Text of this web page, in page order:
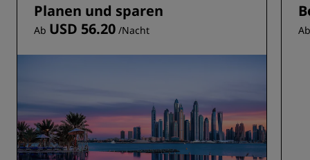
Planen und sparen
Ab USD 56.20 /Nacht